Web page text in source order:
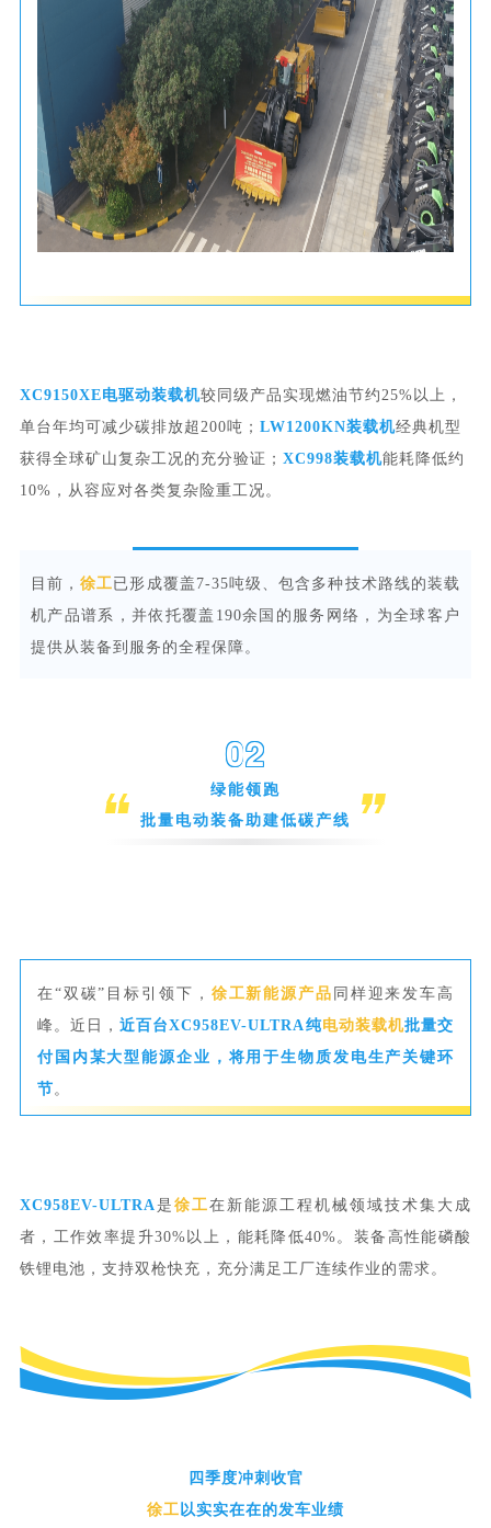
XC9150XE电驱动装载机较同级产品实现燃油节约25%以上，
单台年均可减少碳排放超200吨； LW1200KN装载机经典机型
获得全球矿山复杂工况的充分验证； XC998装载机能耗降低约
10%，从容应对各类复杂险重工况。
目前，徐工已形成覆盖7-35吨级、包含多种技术路线的装载
机产品谱系，并依托覆盖190余国的服务网络，为全球客户
提供从装备到服务的全程保障。
02
绿能领跑
批量电动装备助建低碳产线
在“双碳”目标引领下， 徐工新能源产品 同样迎来发车高
峰。近日，近百台XC958EV-ULTRA纯电动装载机批量交
付国内某大型能源企业，将用于生物质发电生产关键环
节。
XC958EV-ULTRA是徐工在新能源工程机械领域技术集大成
者，工作效率提升30%以上，能耗降低40%。 装备高性能磷酸
铁锂电池，支持双枪快充，充分满足工厂连续作业的需求。
四季度冲刺收官
徐工 以实实在在的发车业绩